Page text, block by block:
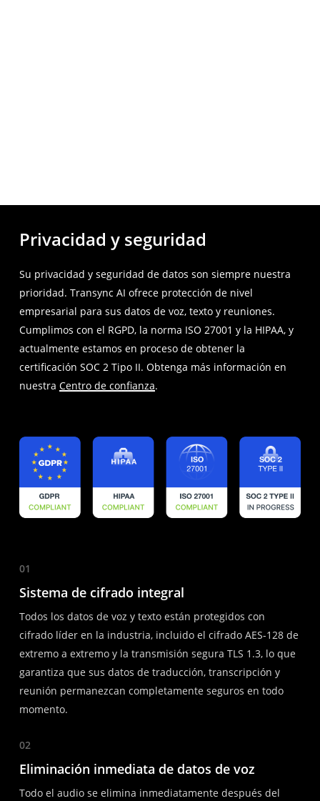
Privacidad y seguridad
Su privacidad y seguridad de datos son siempre nuestra
prioridad. Transync AI ofrece protección de nivel
empresarial para sus datos de voz, texto y reuniones.
Cumplimos con el RGPD, la norma ISO 27001 y la HIPAA, y
actualmente estamos en proceso de obtener la
certificación SOC 2 Tipo II. Obtenga más información en
nuestra Centro de confianza.
01
Sistema de cifrado integral
Todos los datos de voz y texto están protegidos con
cifrado líder en la industria, incluido el cifrado AES-128 de
extremo a extremo y la transmisión segura TLS 1.3, lo que
garantiza que sus datos de traducción, transcripción y
reunión permanezcan completamente seguros en todo
momento.
02
Eliminación inmediata de datos de voz
Todo el audio se elimina inmediatamente después del